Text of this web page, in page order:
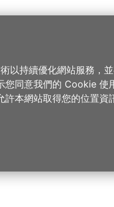
以持續優化網站服務，
您同意我們的 Cookie 使
許本網站取得您的位置資